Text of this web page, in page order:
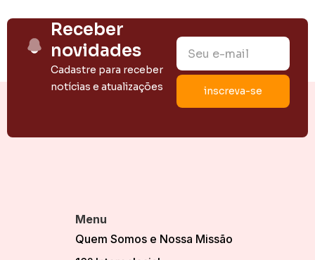
Receber
novidades
Cadastre para receber
notícias e atualizações
Menu
Quem Somos e Nossa Missão